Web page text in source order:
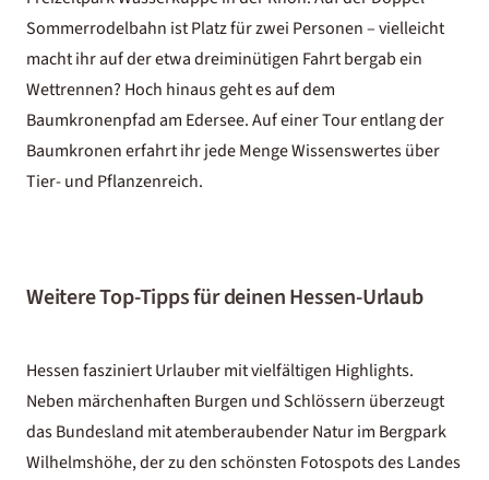
Sommerrodelbahn ist Platz für zwei Personen – vielleicht
macht ihr auf der etwa dreiminütigen Fahrt bergab ein
Wettrennen? Hoch hinaus geht es auf dem
Baumkronenpfad am Edersee. Auf einer Tour entlang der
Baumkronen erfahrt ihr jede Menge Wissenswertes über
Tier- und Pflanzenreich.
Weitere Top-Tipps für deinen Hessen-Urlaub
Hessen fasziniert Urlauber mit vielfältigen Highlights.
Neben märchenhaften Burgen und Schlössern überzeugt
das Bundesland mit atemberaubender Natur im Bergpark
Wilhelmshöhe, der zu den schönsten Fotospots des Landes